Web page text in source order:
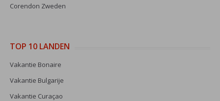
Corendon Zweden
TOP 10 LANDEN
Vakantie Bonaire
Vakantie Bulgarije
Vakantie Curaçao